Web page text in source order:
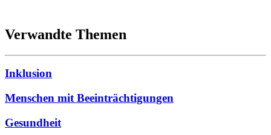
Verwandte Themen
Inklusion
Menschen mit Beeinträchtigungen
Gesundheit